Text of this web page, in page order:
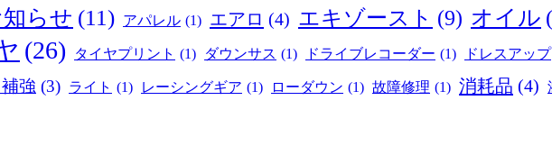
らせ (11) アパレル (1) エアロ (4) エキゾースト (9) オイル
(26) タイヤプリント (1) ダウンサス (1) ドライブレコーダー (1) ドレスアップ
強 (3) ライト (1) レーシングギア (1) ローダウン (1) 故障修理 (1) 消耗品 (4)